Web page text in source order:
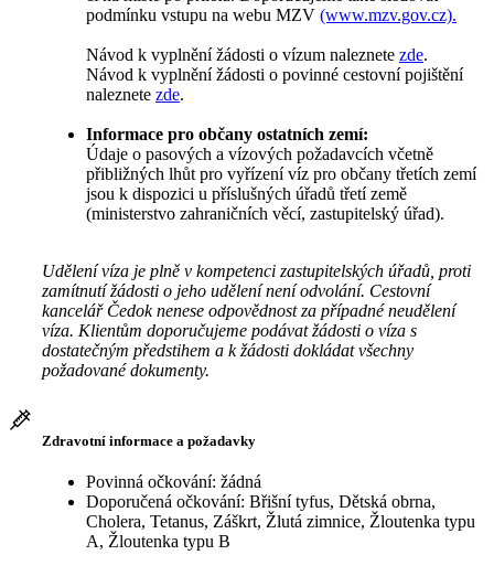
podmínku vstupu na webu MZV (www.mzv.gov.cz).
Návod k vyplnění žádosti o vízum naleznete zde.
Návod k vyplnění žádosti o povinné cestovní pojištění
naleznete zde.
Informace pro občany ostatních zemí:
Údaje o pasových a vízových požadavcích včetně
přibližných lhůt pro vyřízení víz pro občany třetích zemí
jsou k dispozici u příslušných úřadů třetí země
(ministerstvo zahraničních věcí, zastupitelský úřad).
Udělení víza je plně v kompetenci zastupitelských úřadů, proti
zamítnutí žádosti o jeho udělení není odvolání. Cestovní
kancelář Čedok nenese odpovědnost za případné neudělení
víza. Klientům doporučujeme podávat žádosti o víza s
dostatečným předstihem a k žádosti dokládat všechny
požadované dokumenty.
Zdravotní informace a požadavky
Povinná očkování: žádná
Doporučená očkování: Břišní tyfus, Dětská obrna,
Cholera, Tetanus, Záškrt, Žlutá zimnice, Žloutenka typu
A, Žloutenka typu B